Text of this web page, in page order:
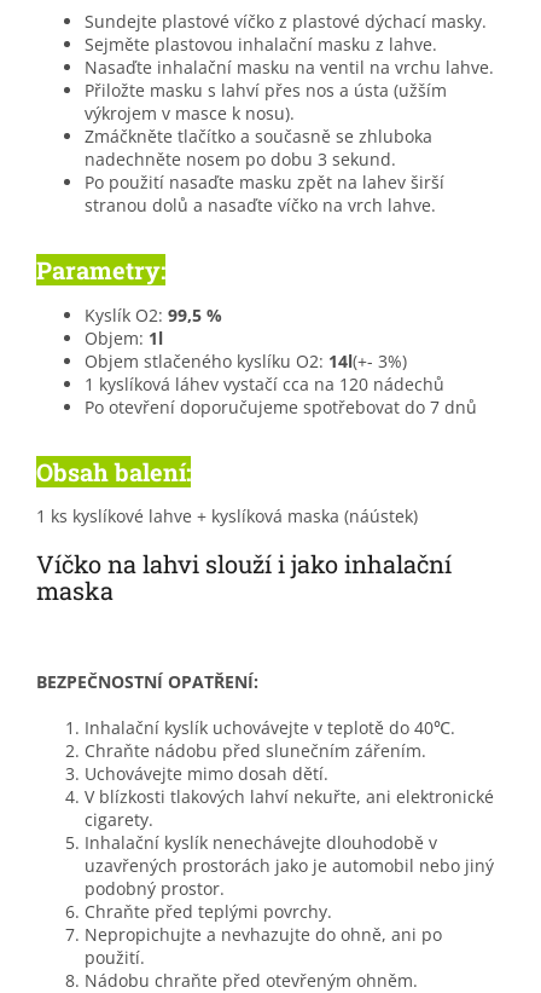
Sundejte plastové víčko z plastové dýchací masky.
Sejměte plastovou inhalační masku z lahve.
Nasaďte inhalační masku na ventil na vrchu lahve.
Přiložte masku s lahví přes nos a ústa (užším
výkrojem v masce k nosu).
Zmáčkněte tlačítko a současně se zhluboka
nadechněte nosem po dobu 3 sekund.
Po použití nasaďte masku zpět na lahev širší
stranou dolů a nasaďte víčko na vrch lahve.
Parametry:
Kyslík O2: 99,5 %
Objem: 1l
Objem stlačeného kyslíku O2: 14l(+- 3%)
1 kyslíková láhev vystačí cca na 120 nádechů
Po otevření doporučujeme spotřebovat do 7 dnů
Obsah balení:
1 ks kyslíkové lahve + kyslíková maska (náústek)
Víčko na lahvi slouží i jako inhalační
maska
BEZPEČNOSTNÍ OPATŘENÍ:
Inhalační kyslík uchovávejte v teplotě do 40℃.
Chraňte nádobu před slunečním zářením.
Uchovávejte mimo dosah dětí.
V blízkosti tlakových lahví nekuřte, ani elektronické
cigarety.
Inhalační kyslík nenechávejte dlouhodobě v
uzavřených prostorách jako je automobil nebo jiný
podobný prostor.
Chraňte před teplými povrchy.
Nepropichujte a nevhazujte do ohně, ani po
použití.
Nádobu chraňte před otevřeným ohněm.